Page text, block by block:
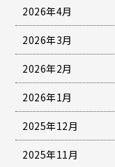
2026年4月
2026年3月
2026年2月
2026年1月
2025年12月
2025年11月